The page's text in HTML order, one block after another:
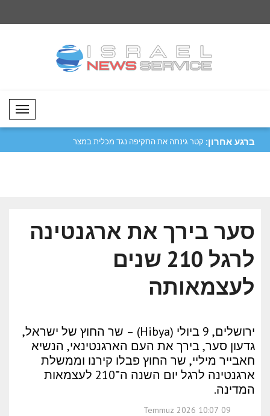
Mobil Menü
ברגע אחרון: מטסולה: נעביר את התרבות והמסורות נגד מכלית
סער בירך את ארגנטינה
לרגל 210 שנים
לעצמאותה
ירושלים, 9 ביולי (Hibya) – שר החוץ של ישראל,
גדעון סער, בירך את העם הארגנטינאי, הנשיא
חאבייר מיליי, שר החוץ פבלו קירנו וממשלת
ארגנטינה לרגל יום השנה ה־210 לעצמאות
המדינה.
09 Temmuz 2026 10:07